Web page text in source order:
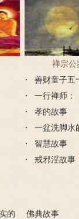
禅宗公
善财童子五
一行禅师：
孝的故事
一盆洗脚水
智慧故事
戒邪淫故事
的
佛典故事